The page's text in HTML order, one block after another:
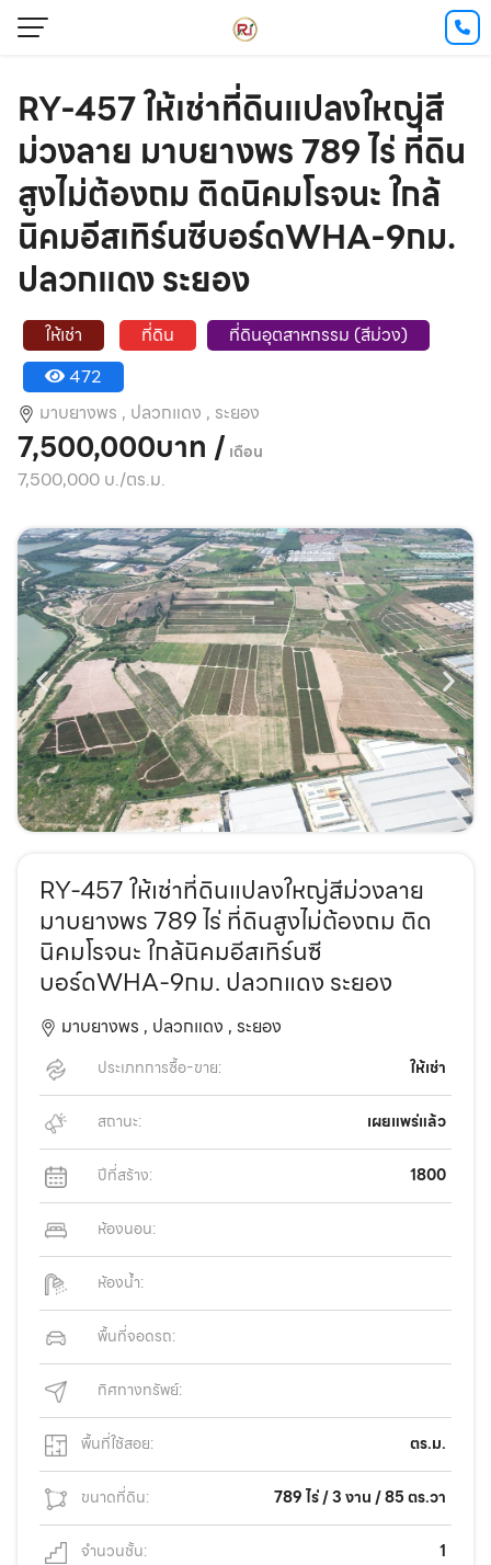
RY-457 ให้เช่าที่ดินแปลงใหญ่สี
ม่วงลาย มาบยางพร 789 ไร่ ที่ดิน
สูงไม่ต้องถม ติดนิคมโรจนะ ใกล้
นิคมอีสเทิร์นซีบอร์ดWHA-9กม.
ปลวกแดง ระยอง
ให้เช่า ที่ดิน
ที่ดินอุตสาหกรรม (สีม่วง)
472
มาบยางพร , ปลวกแดง , ระยอง
7,500,000บาท / เดือน
7,500,000 บ./ตร.ม.
RY-457 ให้เช่าที่ดินแปลงใหญ่สีม่วงลาย
มาบยางพร 789 ไร่ ที่ดินสูงไม่ต้องถม ติด
นิคมโรจนะ ใกล้นิคมอีสเทิร์นซี
บอร์ดWHA-9กม. ปลวกแดง ระยอง
มาบยางพร , ปลวกแดง , ระยอง
ประเภทการซื้อ-ขาย: ให้เช่า
สถานะ: เผยแพร่แล้ว
ปีที่สร้าง: 1800
ห้องนอน:
ห้องน้ำ:
พื้นที่จอดรถ:
ทิศทางทรัพย์:
พื้นที่ใช้สอย: ตร.ม.
ขนาดที่ดิน: 789 ไร่ / 3 งาน / 85 ตร.วา
จำนวนชั้น: 1